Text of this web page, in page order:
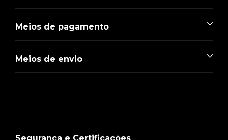
Meios de pagamento
Meios de envio